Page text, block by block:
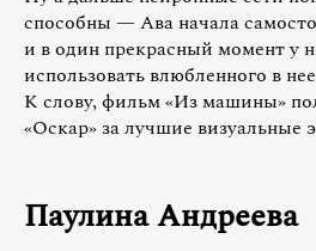
способны — Ава начала
и в один прекрасный момент у
использовать влюбленного в
К слову, фильм «Из машины»
«Оскар» за лучшие визуальные
Паулина Андреева